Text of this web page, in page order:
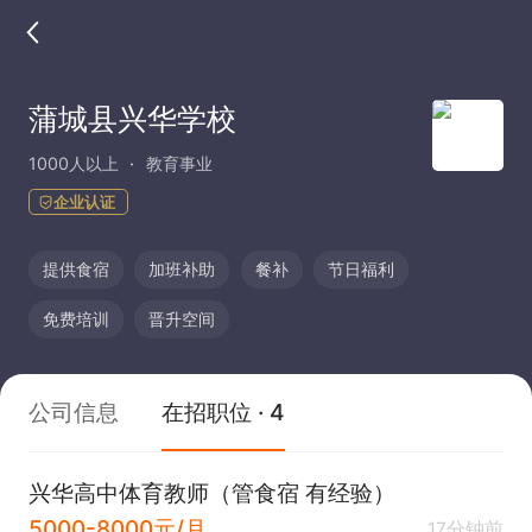
蒲城县兴华学校
1000人以上 教育事业
企业认证
提供食宿 加班补助 餐补 节日福利
免费培训 晋升空间
公司信息 在招职位 · 4
兴华高中体育教师（管食宿 有经验）